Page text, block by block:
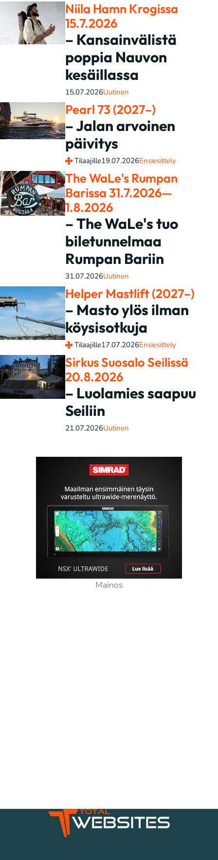
Niila Hamn Krogissa
15.7.2026
– Kansainvälistä
poppia Nauvon
kesäillassa
15.07.2026Uutinen
Pearl 73 (2027–)
– Jalan arvoinen
päivitys
Tilaajille19.07.2026Ensiesittely
The WaLe's Rumpan
Barissa 31.7.2026—
1.8.2026
– The WaLe's tuo
biletunnelmaa
Rumpan Bariin
31.07.2026Uutinen
Helper Mastlift (2027–)
– Masto ylös ilman
köysisotkuja
Tilaajille17.07.2026Ensiesittely
Sirkus Suosalo Seilissä
20.8.2026
– Luolamies saapuu
Seiliin
21.07.2026Uutinen